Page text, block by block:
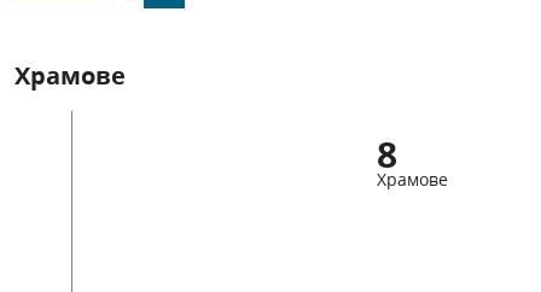
Храмове
8
Храмове